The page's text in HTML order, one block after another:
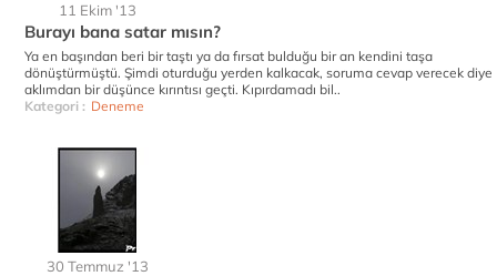
11 Ekim '13
Burayı bana satar mısın?
Ya en başından beri bir taştı ya da fırsat bulduğu bir an kendini taşa
dönüştürmüştü. Şimdi oturduğu yerden kalkacak, soruma cevap verecek diye
aklımdan bir düşünce kırıntısı geçti. Kıpırdamadı bil..
Kategori : Deneme
30 Temmuz '13